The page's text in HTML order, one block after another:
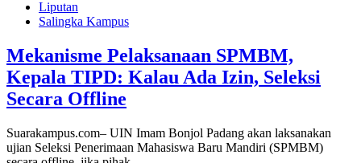
Liputan
Salingka Kampus
Mekanisme Pelaksanaan SPMBM,
Kepala TIPD: Kalau Ada Izin, Seleksi
Secara Offline
Suarakampus.com– UIN Imam Bonjol Padang akan laksanakan
ujian Seleksi Penerimaan Mahasiswa Baru Mandiri (SPMBM)